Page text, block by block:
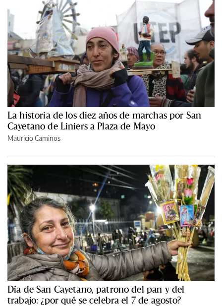
La historia de los diez años de marchas por San
Cayetano de Liniers a Plaza de Mayo
Mauricio Caminos
Día de San Cayetano, patrono del pan y del
trabajo: ¿por qué se celebra el 7 de agosto?